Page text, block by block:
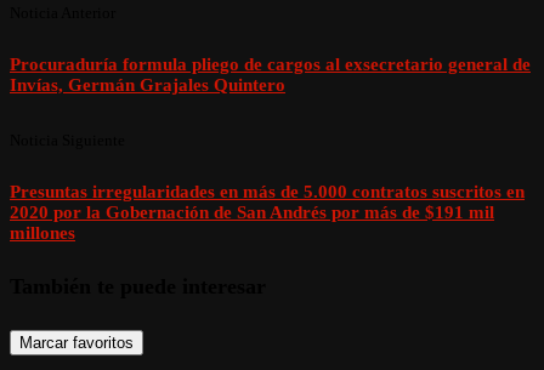
Procuraduría formula pliego de cargos al exsecretario general de
Invías, Germán Grajales Quintero
Presuntas irregularidades en más de 5.000 contratos suscritos en
2020 por la Gobernación de San Andrés por más de $191 mil
millones
Marcar favoritos